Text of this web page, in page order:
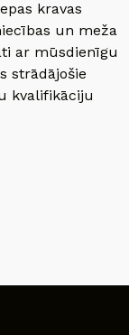
kravas
un meža
ar mūsdienīgu
strādājošie
kvalifikāciju